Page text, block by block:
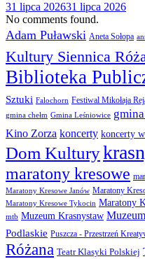
31 lipca 202631 lipca 2026
No comments found.
Adam Puławski Aneta Sołopa
Kultury Siennica
Biblioteka
Sztuki Falochorn Festiwal Mikołaja
gmina chełm Gmina Leśniowice
Kino Zorza koncerty koncerty
Dom Kultury
maratony kresowe
Maratony Kresowe Janów Maratony
Maratony Kresowe Tykocin Maratony
mtb Muzeum Krasnystaw
Podlaskie Puszcza - Przestrzeń
Różana Teatr Klasyki Polskiej